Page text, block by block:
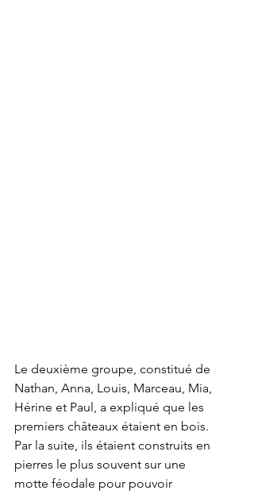
Le deuxième groupe, constitué de
Nathan, Anna, Louis, Marceau, Mia,
Hérine et Paul, a expliqué que les
premiers châteaux étaient en bois.
Par la suite, ils étaient construits en
pierres le plus souvent sur une
motte féodale pour pouvoir